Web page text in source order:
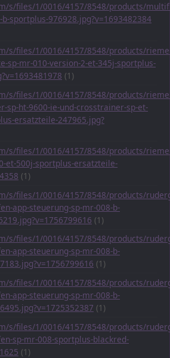
s/files/1/0016/4157/8548/products/
sportplus-976928.jpg?v=1693482384
s/files/1/0016/4157/8548/products/
sp-mr-010-version-2-et-345j-sportplus-
(1)
s/files/1/0016/4157/8548/products/
sp-ht-9600-ie-und-crosstrainer-sp-et-
ersatzteile-247965.jpg?
s/files/1/0016/4157/8548/products/
et-500j-sportplus-ersatzteile-
(1)
s/files/1/0016/4157/8548/products/
app-steuerung-sp-mr-008-b-
(1)
s/files/1/0016/4157/8548/products/
app-steuerung-sp-mr-008-b-
(1)
s/files/1/0016/4157/8548/products/
app-steuerung-sp-mr-008-b-
(1)
s/files/1/0016/4157/8548/products/
sp-mr-008-sportplus-blackred-
(1)